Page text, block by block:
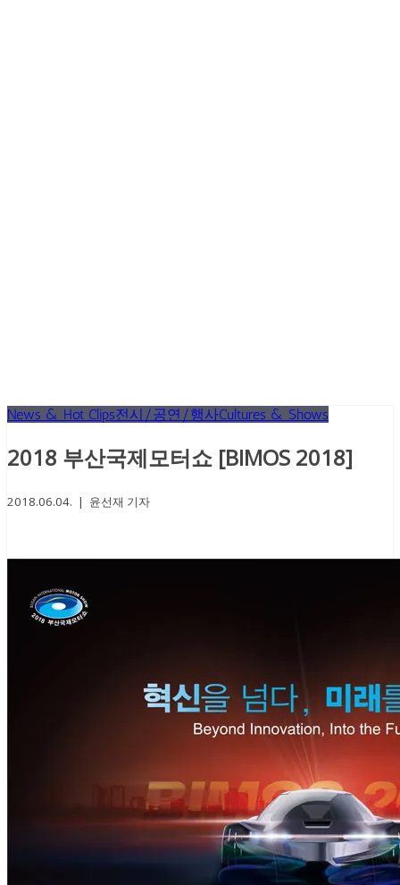
News & Hot Clips전시/공연/행사Cultures & Shows
2018 부산국제모터쇼 [BIMOS 2018]
2018.06.04. | 윤선재 기자